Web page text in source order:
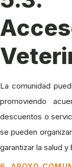
La comunidad
promoviendo
descuentos o
se pueden
garantizar la salud